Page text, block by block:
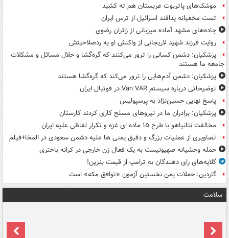
موشک‌های پاتریوت عربستان هم ته‌ کشید
تست مخفیانه پدافند اسرائیل از ترس ایران
جاده‌های مشهد آماده میزبانی از زائران رضوی
روایت فرزند شهید لاریجانی از واکنش او به ردصلاحیتش
پزشکیان: دشمن کسانی را ترور می‌کنند که گره‌گشا و حلال مسائل و مشکلات
جامعه ما هستند
پزشکیان: دشمن آدم‌هایی را ترور می‌کند که گره‌گشا هستند
توضیحاتی درباره سیستم Van VAR در فوتبال ایران
پاسخ نهایی حسین‌نژاد به پرسپولیس
پزشکیان: برادران ما در نیروهای مسلح کاری کردند کارستان
مخالفت نتانیاهو با طرح ۱۵ ماده ای غزه و تکرار لفاظی علیه ایران
تصاویری از عملیات بزرگ و دقیق یمنی ها علیه دشمن سعودی در المخا+فیلم
حمله وحشیانه صهیونیست به یک فعال زن خارجی در کرانه باختری
گلایه‌های رای دهندگان به ترامپ از قیمت بنزین!
گاردین: حملات یمن نخستین آزمون «توافق مکه» است
سلامت